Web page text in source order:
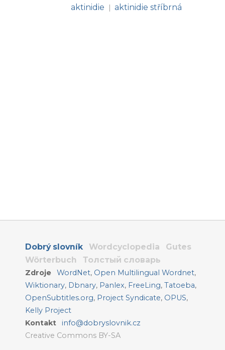
aktinidie
| aktinidie stříbrná
Dobrý slovník Wordcyclopedia
Gutes
Wörterbuch
Толстый словарь
Zdroje WordNet, Open Multilingual Wordnet,
Wiktionary, Dbnary, Panlex, FreeLing, Tatoeba,
OpenSubtitles.org, Project Syndicate, OPUS,
Kelly Project
Kontakt
info@dobryslovnik.cz
Creative Commons BY-SA